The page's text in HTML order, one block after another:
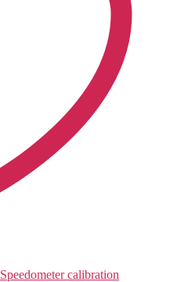
Speedometer calibration